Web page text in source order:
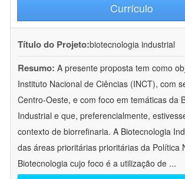
Currículo
Título do Projeto:biotecnologia industrial
Resumo: A presente proposta tem como
Instituto Nacional de Ciências (INCT), com
Centro-Oeste, e com foco em temáticas da
Industrial e que, preferencialmente,
contexto de biorrefinaria. A Biotecnologia
das áreas prioritárias prioritárias da Política
Biotecnologia cujo foco é a utilização de ...